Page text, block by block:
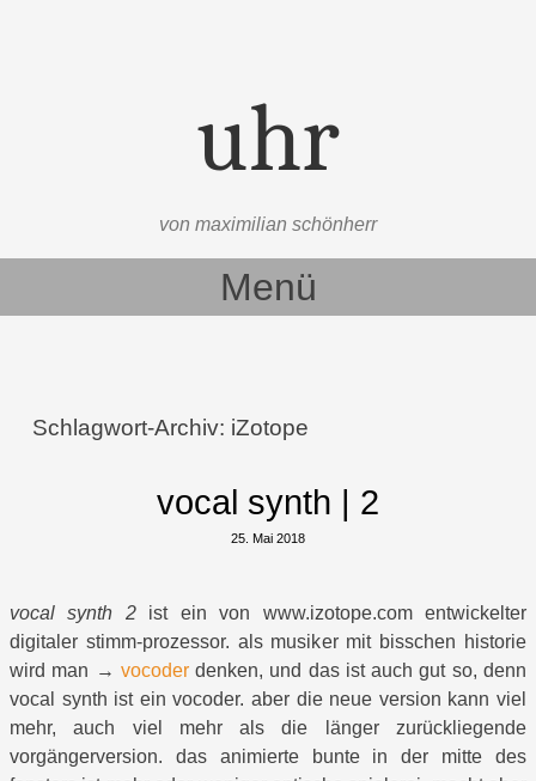
uhr
von maximilian schönherr
Menü
Schlagwort-Archiv: iZotope
vocal synth | 2
25. Mai 2018
vocal synth 2ist ein von www.izotope.com entwickelter
digitaler stimm-prozessor. als musiker mit bisschen historie
wird man → vocoderdenken, und das ist auch gut so, denn
vocal synth ist ein vocoder. aber die neue version kann viel
mehr, auch viel mehr als die länger zurückliegende
vorgängerversion. das animierte bunte in der mitte des